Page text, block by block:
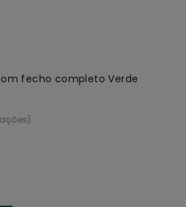
fecho completo Verde